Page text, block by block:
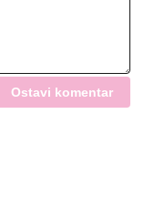
Ostavi komentar